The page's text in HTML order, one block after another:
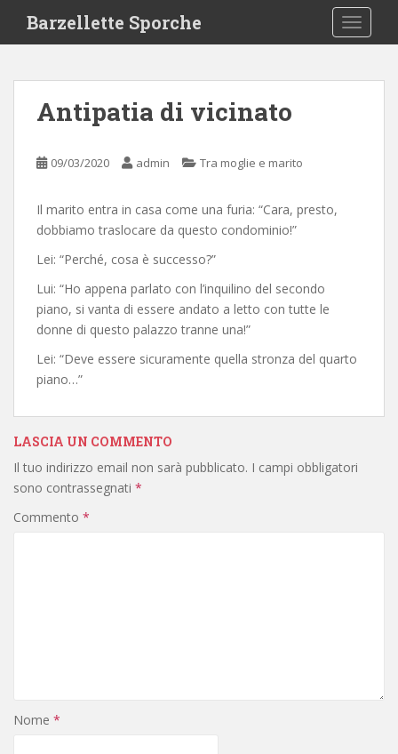
i
Barzellette Sporche
Antipatia di vicinato
09/03/2020 admin Tra moglie e marito
Il marito entra in casa come una furia: “Cara, presto,
dobbiamo traslocare da questo condominio!”
Lei: “Perché, cosa è successo?”
Lui: “Ho appena parlato con l’inquilino del secondo
piano, si vanta di essere andato a letto con tutte le
donne di questo palazzo tranne una!”
Lei: “Deve essere sicuramente quella stronza del quarto
piano…”
LASCIA UN COMMENTO
Il tuo indirizzo email non sarà pubblicato. I campi obbligatori
sono contrassegnati *
Commento *
Nome *